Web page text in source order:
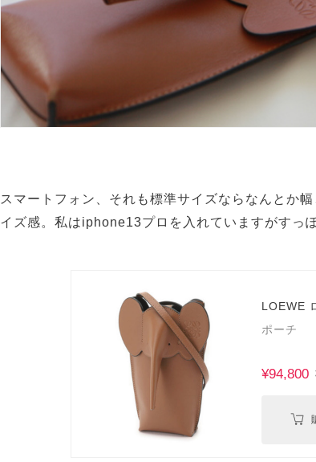
スマートフォン、それも標準サイズならなんとか
イズ感。私はiphone13プロを入れていますがすっ
LOEWE
ポーチ
¥94,800